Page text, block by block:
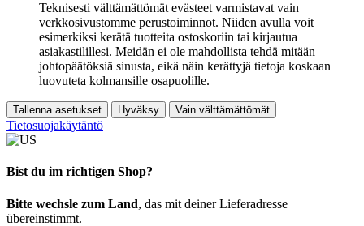
Teknisesti välttämättömät evästeet varmistavat vain
verkkosivustomme perustoiminnot. Niiden avulla voit
esimerkiksi kerätä tuotteita ostoskoriin tai kirjautua
asiakastilillesi. Meidän ei ole mahdollista tehdä mitään
johtopäätöksiä sinusta, eikä näin kerättyjä tietoja koskaan
luovuteta kolmansille osapuolille.
Tallenna asetukset Hyväksy Vain välttämättömät
Tietosuojakäytäntö
Bist du im richtigen Shop?
Bitte wechsle zum Land, das mit deiner Lieferadresse
übereinstimmt.